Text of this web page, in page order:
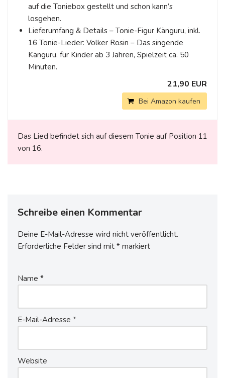
auf die Toniebox gestellt und schon kann’s
losgehen.
Lieferumfang & Details – Tonie-Figur Känguru, inkl.
16 Tonie-Lieder: Volker Rosin – Das singende
Känguru, für Kinder ab 3 Jahren, Spielzeit ca. 50
Minuten.
21,90 EUR
Bei Amazon kaufen
Das Lied befindet sich auf diesem Tonie auf Position 11
von 16.
Schreibe einen Kommentar
Deine E-Mail-Adresse wird nicht veröffentlicht.
Erforderliche Felder sind mit * markiert
Name *
E-Mail-Adresse *
Website